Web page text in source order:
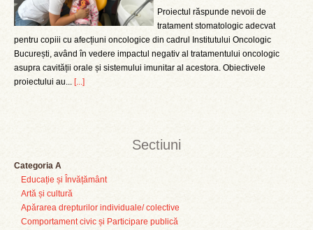
Sectiuni
Categoria A
Educație și Învățământ
Artă și cultură
Apărarea drepturilor individuale/ colective
Comportament civic și Participare publică
Proiectul răspunde nevoii de
tratament stomatologic adecvat
pentru copiii cu afecțiuni oncologice din cadrul Institutului Oncologic
București, având în vedere impactul negativ al tratamentului oncologic
asupra cavității orale și sistemului imunitar al acestora. Obiectivele
proiectului au... [...]